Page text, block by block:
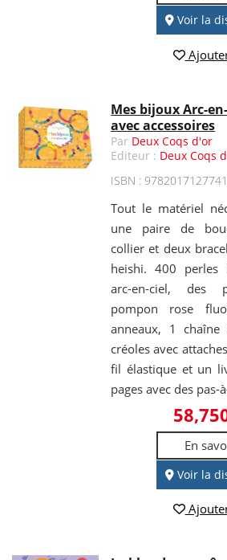
Voir la
Mes bijoux Arc-
avec accessoires
Par Deux Coqs d'or
Editeur : Deux Coqs
ISBN : 9782017127741
Tout le matériel
une paire de
collier et deux
heishi. 400 perles
arc-en-ciel, des
pompon rose
anneaux, 1
créoles avec
fil élastique et un
pages avec des pas-
En
Voir la